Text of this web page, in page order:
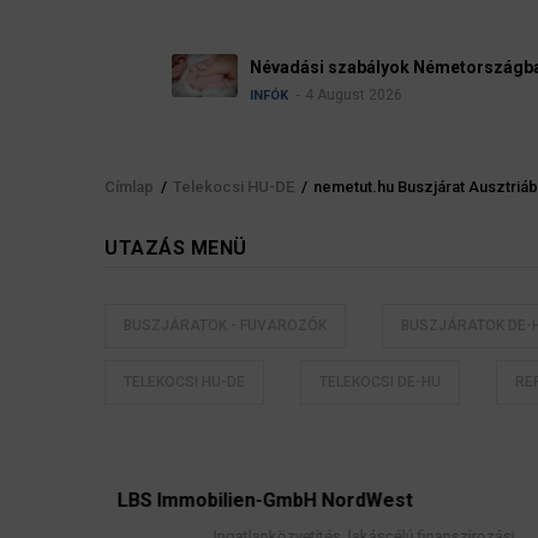
Névadási szabályok Németországban
INFÓK 4 August 2026
Morzsa
Címlap / Telekocsi HU-DE / nemetut.hu Buszjárat
UTAZÁS MENÜ
LBS Immobilien-GmbH NordWest